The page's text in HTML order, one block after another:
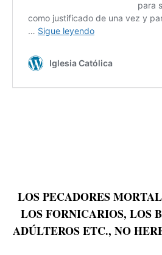
LOS PECADORES
LOS FORNICARIOS, LOS
ADÚLTEROS ETC., NO